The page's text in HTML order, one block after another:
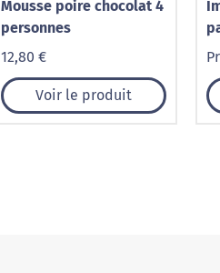
Mousse poire chocolat 4
personnes
12,80 €
Voir le produit